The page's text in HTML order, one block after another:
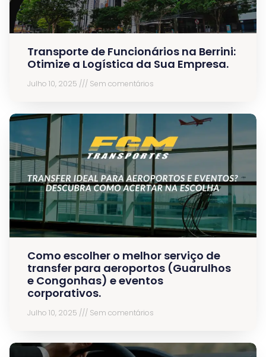
Transporte de Funcionários na Berrini:
Otimize a Logística da Sua Empresa.
Julho 10, 2025 Sem comentários
Como escolher o melhor serviço de
transfer para aeroportos (Guarulhos
e Congonhas) e eventos
corporativos.
Julho 10, 2025 Sem comentários